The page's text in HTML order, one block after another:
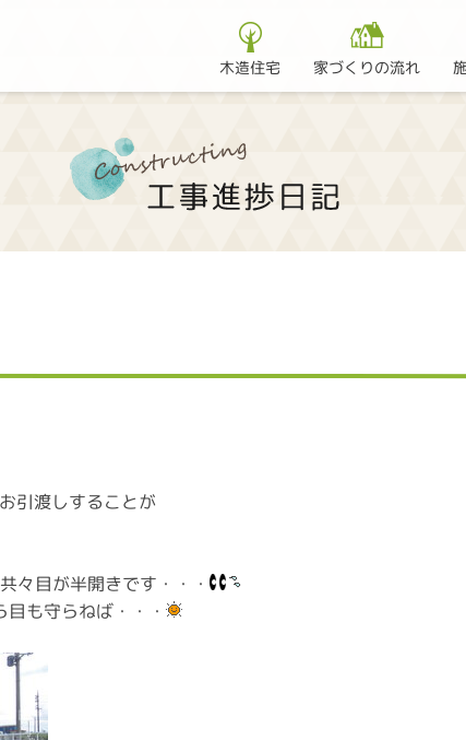
木造住宅 家づくりの流れ
お引渡しすることが
々目が半開きです・・・
も守らねば・・・